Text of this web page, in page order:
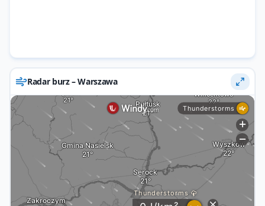
Radar burz – Warszawa